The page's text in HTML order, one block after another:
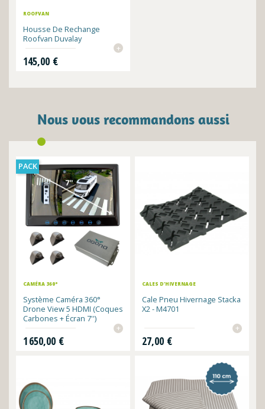
ROOFVAN
Housse De Rechange
Roofvan Duvalay
+
Prix
145,00 €
Nous vous recommandons aussi
CAMÉRA 360°
Système Caméra 360°
Drone View 5 HDMI (Coques
Carbones + Écran 7'')
+
Prix
1 650,00 €
PACK
CALES D'HIVERNAGE
Cale Pneu Hivernage Stacka
X2 - M4701
+
Prix
27,00 €